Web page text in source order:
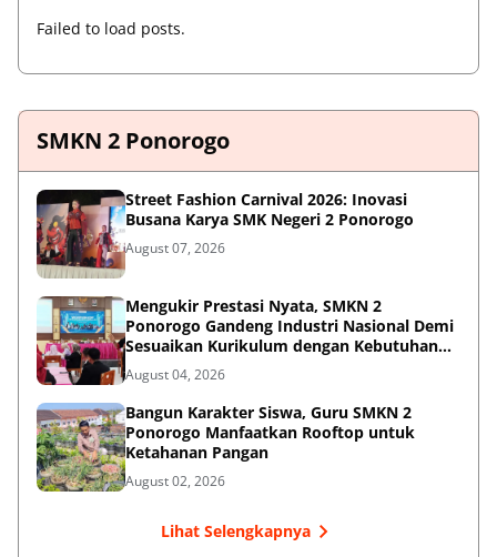
Failed to load posts.
SMKN 2 Ponorogo
Street Fashion Carnival 2026: Inovasi
Busana Karya SMK Negeri 2 Ponorogo
August 07, 2026
Mengukir Prestasi Nyata, SMKN 2
Ponorogo Gandeng Industri Nasional Demi
Sesuaikan Kurikulum dengan Kebutuhan
Dunia Kerja
August 04, 2026
Bangun Karakter Siswa, Guru SMKN 2
Ponorogo Manfaatkan Rooftop untuk
Ketahanan Pangan
August 02, 2026
Lihat Selengkapnya